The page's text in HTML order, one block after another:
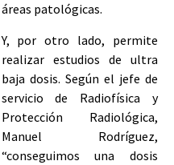
áreas patológicas.
Y, por otro lado, permite
realizar estudios de ultra
baja dosis. Según el jefe de
servicio de Radiofísica y
Protección Radiológica,
Manuel Rodríguez,
“conseguimos una dosis